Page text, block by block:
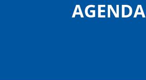
AGENDA